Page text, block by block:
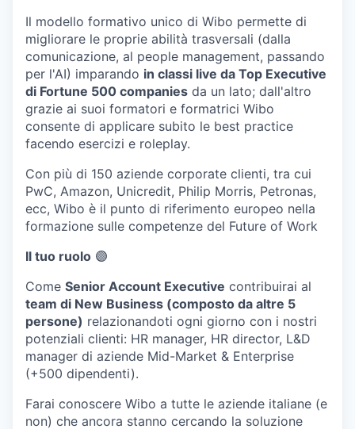
Il modello formativo unico di Wibo permette di
migliorare le proprie abilità trasversali (dalla
comunicazione, al people management, passando
per l'AI) imparando in classi live da Top Executive
di Fortune 500 companies da un lato; dall'altro
grazie ai suoi formatori e formatrici Wibo
consente di applicare subito le best practice
facendo esercizi e roleplay.
Con più di 150 aziende corporate clienti, tra cui
PwC, Amazon, Unicredit, Philip Morris, Petronas,
ecc, Wibo è il punto di riferimento europeo nella
formazione sulle competenze del Future of Work
Il tuo ruolo 🟣
Come Senior Account Executive contribuirai al
team di New Business (composto da altre 5
persone) relazionandoti ogni giorno con i nostri
potenziali clienti: HR manager, HR director, L&D
manager di aziende Mid-Market & Enterprise
(+500 dipendenti).
Farai conoscere Wibo a tutte le aziende italiane (e
non) che ancora stanno cercando la soluzione